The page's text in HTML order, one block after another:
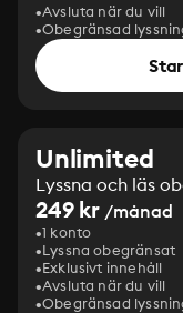
Avsluta när du vill
Obegränsad
Unlimited
Lyssna och läs
249 kr /månad
1 konto
Lyssna obegränsat
Exklusivt innehåll
Avsluta när du vill
Obegränsad